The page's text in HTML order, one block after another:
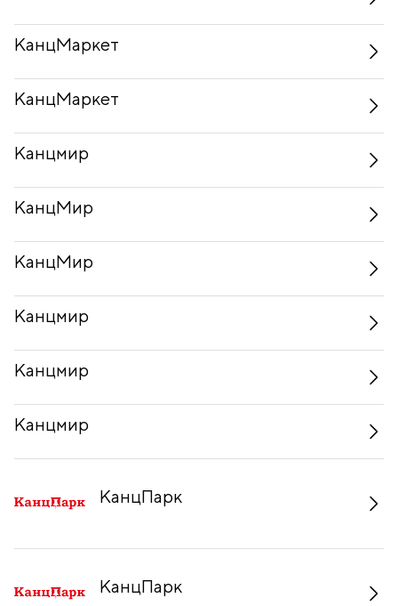
КанцМаркет
КанцМаркет
Канцмир
КанцМир
КанцМир
Канцмир
Канцмир
Канцмир
КанцПарк
КанцПарк